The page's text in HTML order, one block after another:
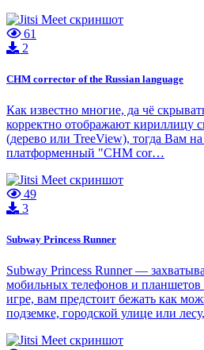
61
2
CHM corrector of the Russian language
Как известно многие, да чё
корректно отображают кириллицу
(дерево или TreeView), тогда Вам
платформенный "CHM cor…
49
3
Subway Princess Runner
Subway Princess Runner —
мобильных телефонов и
игре, вам предстоит бежать как
подземке, городской улице или